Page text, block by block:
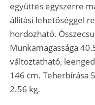
együttes egyszerre
állítási lehetőséggel
hordozható.
Munkamagassága
változtatható,
146 cm. Teherbírása
2.56 kg.